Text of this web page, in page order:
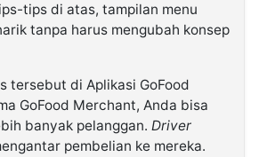
tips di atas, tampilan menu
tanpa harus mengubah konsep
tersebut di Aplikasi GoFood
GoFood Merchant, Anda bisa
banyak pelanggan. Driver
pembelian ke mereka.